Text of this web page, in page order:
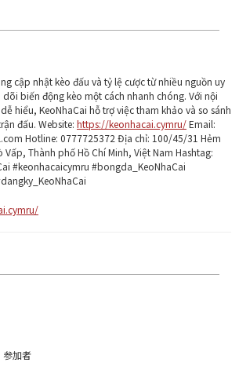
cập nhật kèo đấu và tỷ lệ cược từ nhiều nguồn uy
biến động kèo một cách nhanh chóng. Với nội
hiểu, KeoNhaCai hỗ trợ việc tham khảo và so sánh
đấu. Website: https://keonhacai.cymru/Email:
Hotline: 0777725372 Địa chỉ: 100/45/31 Hẻm
Thành phố Hồ Chí Minh, Việt Nam Hashtag:
#keonhacaicymru #bongda_KeoNhaCai
参加者